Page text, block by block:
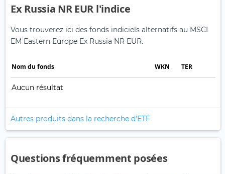
Ex Russia NR EUR l'indice
Vous trouverez ici des fonds indiciels alternatifs au MSCI
EM Eastern Europe Ex Russia NR EUR.
Nom du fonds WKN TER
Aucun résultat
Autres produits dans la recherche d'ETF
Questions fréquemment posées